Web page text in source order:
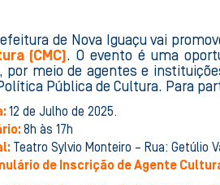
de Nova Iguaçu vai
(CMC). O evento é uma
por meio de agentes e
Pública de Cultura. Para
12 de Julho de 2025.
8h às 17h
Teatro Sylvio Monteiro – Rua: Getúlio
de Inscrição de Agente